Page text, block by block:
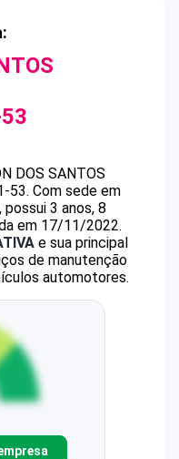
DOS SANTOS
53. Com sede em
possui 3 anos, 8
em 17/11/2022.
e sua principal
de manutenção
automotores.